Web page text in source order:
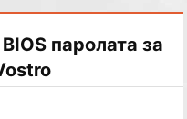
паролата за